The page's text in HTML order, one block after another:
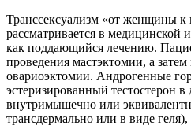
Транссексуализм «от женщины
рассматривается в медицинской
как поддающийся лечению.
проведения мастэктомии, а
овариоэктомии. Андрогенные
эстеризированный тестостерон в
внутримышечно или
трансдермально или в виде